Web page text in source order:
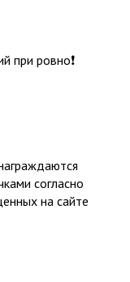
при ровно❗️
согласно
на сайте